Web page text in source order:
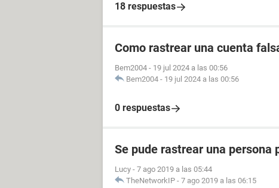
18 respuestas
Como rastrear una cuenta
Bem2004 - 19 jul 2024 a las 00:56
Bem2004 - 19 jul 2024 a las 00:56
0 respuestas
Se pude rastrear una persona
Lucy - 7 ago 2019 a las 05:44
TheNetworkIP - 7 ago 2019 a las 06:15